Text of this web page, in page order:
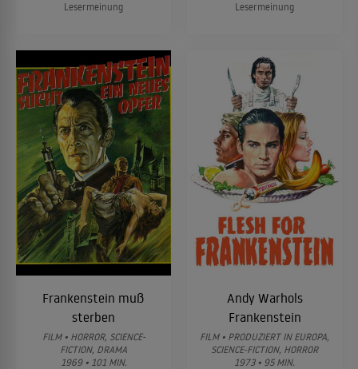
Lesermeinung Lesermeinung
Frankenstein muß
sterben
FILM • HORROR, SCIENCE-
FICTION, DRAMA
1969 • 101 MIN.
Andy Warhols
Frankenstein
FILM • PRODUZIERT IN EUROPA,
SCIENCE-FICTION, HORROR
1973 • 95 MIN.